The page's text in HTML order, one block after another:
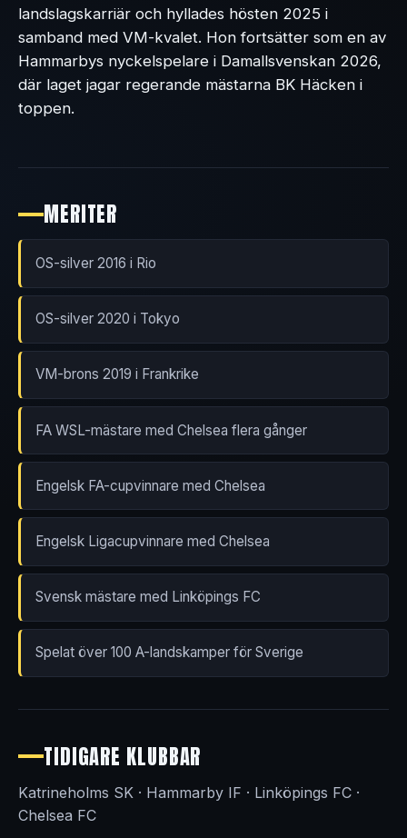
landslagskarriär och hyllades hösten 2025 i
samband med VM-kvalet. Hon fortsätter som en av
Hammarbys nyckelspelare i Damallsvenskan 2026,
där laget jagar regerande mästarna BK Häcken i
toppen.
MERITER
OS-silver 2016 i Rio
OS-silver 2020 i Tokyo
VM-brons 2019 i Frankrike
FA WSL-mästare med Chelsea flera gånger
Engelsk FA-cupvinnare med Chelsea
Engelsk Ligacupvinnare med Chelsea
Svensk mästare med Linköpings FC
Spelat över 100 A-landskamper för Sverige
TIDIGARE KLUBBAR
Katrineholms SK · Hammarby IF · Linköpings FC ·
Chelsea FC